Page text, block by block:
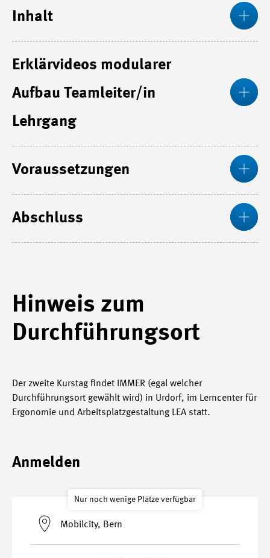
Inhalt
Erklärvideos modularer
Aufbau Teamleiter/in
Lehrgang
Voraussetzungen
Abschluss
Hinweis zum
Durchführungsort
Der zweite Kurstag findet IMMER (egal welcher
Durchführungsort gewählt wird) in Urdorf, im Lerncenter für
Ergonomie und Arbeitsplatzgestaltung LEA statt.
Anmelden
Mobilcity, Bern
Nur noch wenige Plätze verfügbar